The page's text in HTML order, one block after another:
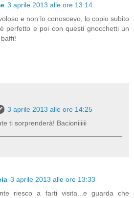
3 aprile 2013 alle ore 13:14
e non lo conoscevo, lo copio subito
perfetto e poi con questi gnocchetti un
3 aprile 2013 alle ore 14:25
ti sorprenderà! Bacioniiiiii
3 aprile 2013 alle ore 13:33
riesco a farti visita...e guarda che